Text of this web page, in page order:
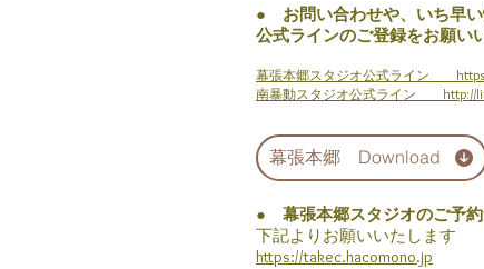
● お問い合わせや、 いち早
公式ラインのご登録をお願い
幕張本郷スタジオ公式ライン
南暴動スタジオ公式ライン http://
幕張本郷 Download
● 幕張本郷スタジオのご予約
下記よりお願いいたします
https://takec.hacomono.jp